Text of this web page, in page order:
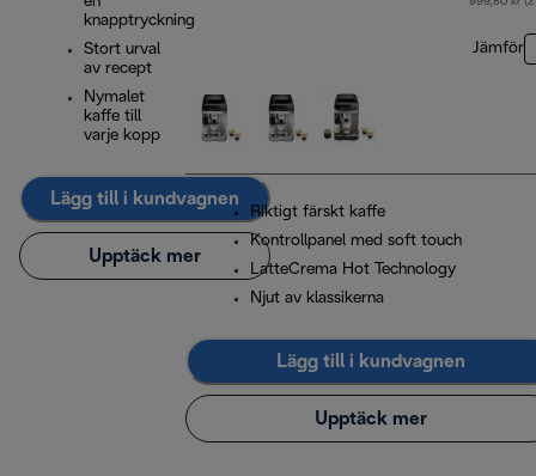
knapptryckning
Stort urval
av recept
Nymalet
kaffe till
varje kopp
Lägg till i kundvagnen
Upptäck mer
999,80 kr
Jämför
Riktigt färskt kaffe
Kontrollpanel med soft touch
LatteCrema Hot Technology
Njut av klassikerna
Lägg till i kundvagnen
Upptäck mer